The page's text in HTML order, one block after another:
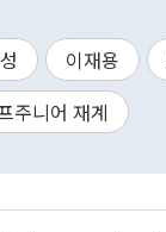
이재용
주니어 재계